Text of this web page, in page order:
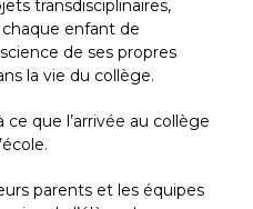
transdisciplinaires,
enfant de
de ses propres
la vie du collège.
que l’arrivée au collège
parents et les équipes